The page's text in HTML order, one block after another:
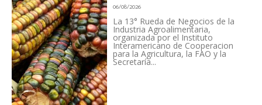
06/08/2026
La 13° Rueda de Negocios de la
Industria Agroalimentaria,
organizada por el Instituto
Interamericano de Cooperacion
para la Agricultura, la FAO y la
Secretaría...